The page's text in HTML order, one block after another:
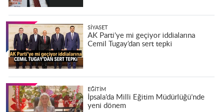
SIYASET
AK Parti’ye mi geçiyor iddialarına
Cemil Tugay’dan sert tepki
EĞITIM
İpsala’da Milli Eğitim Müdürlüğü’nde
yeni dönem